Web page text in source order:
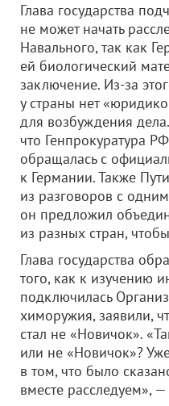
Глава государства
не может начать
Навального, так как
ей биологический
заключение. Из-за
у страны нет
для возбуждения
что Генпрокуратура
обращалась с
к Германии. Также
из разговоров с
он предложил
из разных стран,
Глава государства
того, как к изучению
подключилась
химоружия, заявили,
стал не «Новичок».
или не «Новичок»?
в том, что было
вместе расследуем»,